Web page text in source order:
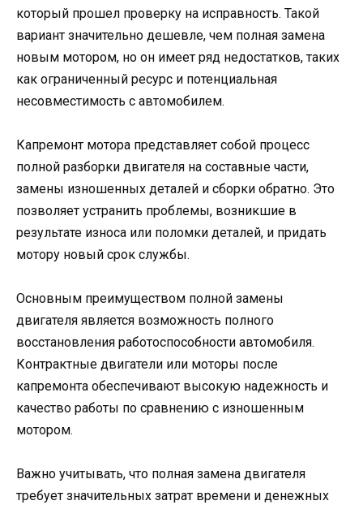
который прошел проверку на исправность. Такой
вариант значительно дешевле, чем полная замена
новым мотором, но он имеет ряд недостатков, таких
как ограниченный ресурс и потенциальная
несовместимость с автомобилем.
Капремонт мотора представляет собой процесс
полной разборки двигателя на составные части,
замены изношенных деталей и сборки обратно. Это
позволяет устранить проблемы, возникшие в
результате износа или поломки деталей, и придать
мотору новый срок службы.
Основным преимуществом полной замены
двигателя является возможность полного
восстановления работоспособности автомобиля.
Контрактные двигатели или моторы после
капремонта обеспечивают высокую надежность и
качество работы по сравнению с изношенным
мотором.
Важно учитывать, что полная замена двигателя
требует значительных затрат времени и денежных